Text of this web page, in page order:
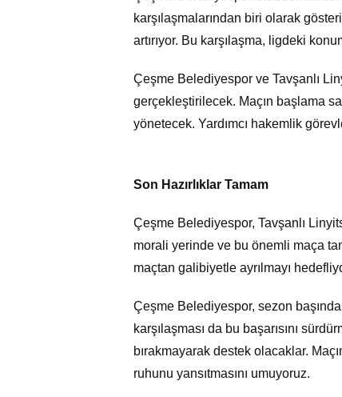
karşılaşmalarından biri olarak
artırıyor. Bu karşılaşma, ligdeki
Çeşme Belediyespor ve Tavşanlı
gerçekleştirilecek. Maçın başlama
yönetecek. Yardımcı hakemlik
Son Hazırlıklar Tamam
Çeşme Belediyespor, Tavşanlı
morali yerinde ve bu önemli maça
maçtan galibiyetle ayrılmayı
Çeşme Belediyespor, sezon
karşılaşması da bu başarısını
bırakmayarak destek olacaklar.
ruhunu yansıtmasını umuyoruz.